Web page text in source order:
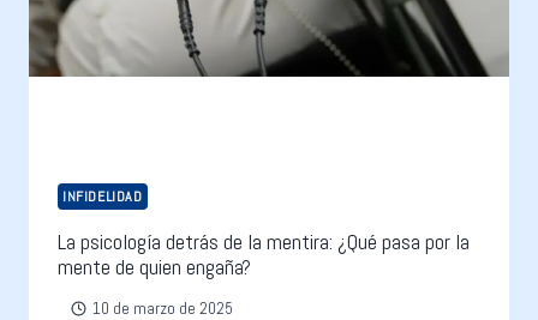
INFIDELIDAD
La psicología detrás de la mentira: ¿Qué pasa por la
mente de quien engaña?
10 de marzo de 2025